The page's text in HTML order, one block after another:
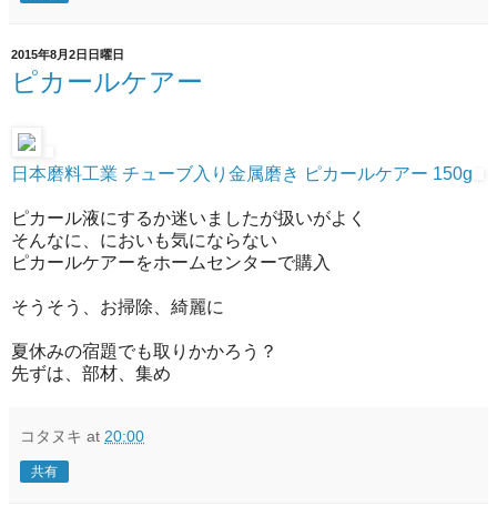
2015年8月2日日曜日
ピカールケアー
日本磨料工業 チューブ入り金属磨き ピカールケアー 150g
ピカール液にするか迷いましたが扱いがよく
そんなに、においも気にならない
ピカールケアーをホームセンターで購入
そうそう、お掃除、綺麗に
夏休みの宿題でも取りかかろう？
先ずは、部材、集め
コタヌキ at 20:00
共有